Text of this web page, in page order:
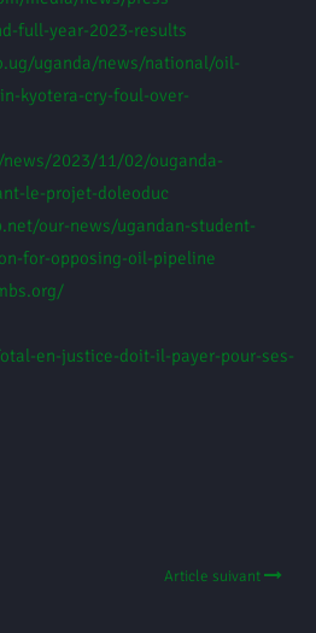
full-year-2023-results
uganda/news/national/oil-
kyotera-cry-foul-over-
2023/11/02/ouganda-
le-projet-doleoduc
our-news/ugandan-student-
for-opposing-oil-pipeline
en-justice-doit-il-payer-pour-ses-
Article suivant